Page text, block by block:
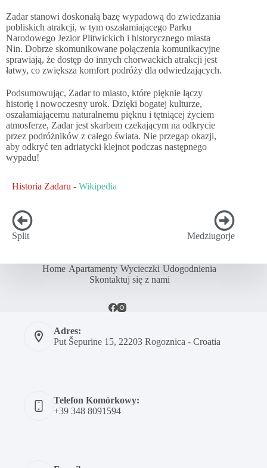
Zadar stanowi doskonałą bazę wypadową do zwiedzania
pobliskich atrakcji, w tym oszałamiającego Parku
Narodowego Jezior Plitwickich i historycznego miasta
Nin. Dobrze skomunikowane połączenia komunikacyjne
sprawiają, że dostęp do innych chorwackich atrakcji jest
łatwy, co zwiększa komfort podróży dla odwiedzających.
Podsumowując, Zadar to miasto, które pięknie łączy
historię i nowoczesny urok. Dzięki bogatej kulturze,
oszałamiającemu naturalnemu pięknu i tętniącej życiem
atmosferze, Zadar jest skarbem czekającym na odkrycie
przez podróżników z całego świata. Nie przegap okazji,
aby odkryć ten adriatycki klejnot podczas następnego
wypadu!
Historia Zadaru - Wikipedia
Split Medziugorje
Home Apartamenty Wycieczki Udogodnienia
Skontaktuj się z nami
Adres:
Put Šepurine 15, 22203 Rogoznica - Croatia
Telefon Komórkowy:
+39 348 8091594